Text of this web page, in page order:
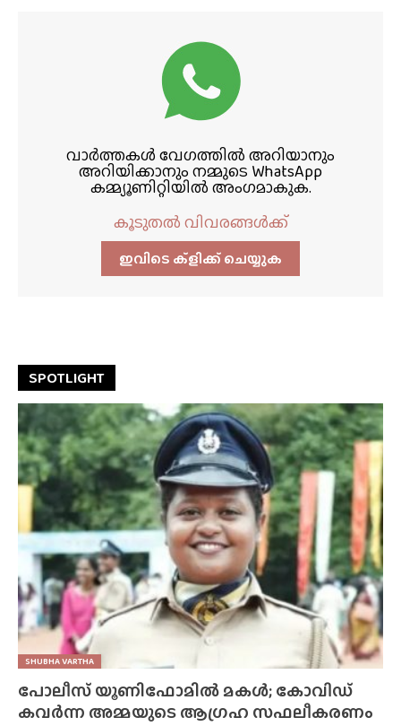
വാർത്തകൾ വേഗത്തിൽ അറിയാനും
അറിയിക്കാനും നമ്മുടെ WhatsApp
കമ്മ്യൂണിറ്റിയിൽ അംഗമാകുക.
കൂടുതൽ വിവരങ്ങൾക്ക്
ഇവിടെ ക്ളിക്ക്‌ ചെയ്യുക
SPOTLIGHT
SHUBHA VARTHA
പോലീസ് യൂണിഫോമിൽ മകൾ; കോവിഡ്
കവർന്ന അമ്മയുടെ ആഗ്രഹ സഫലീകരണം